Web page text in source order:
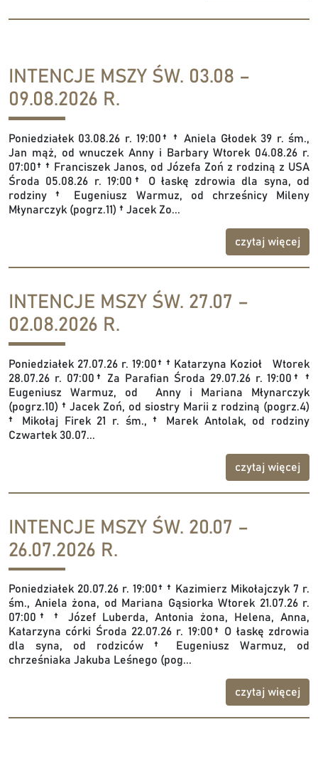
INTENCJE MSZY ŚW. 03.08 –
09.08.2026 R.
Poniedziałek 03.08.26 r. 19:00† † Aniela Głodek 39 r. śm.,
Jan mąż, od wnuczek Anny i Barbary Wtorek 04.08.26 r.
07:00† † Franciszek Janos, od Józefa Zoń z rodziną z USA
Środa 05.08.26 r. 19:00† O łaskę zdrowia dla syna, od
rodziny † Eugeniusz Warmuz, od chrześnicy Mileny
Młynarczyk (pogrz.11) † Jacek Zo...
czytaj więcej
INTENCJE MSZY ŚW. 27.07 –
02.08.2026 R.
Poniedziałek 27.07.26 r. 19:00† † Katarzyna Kozioł Wtorek
28.07.26 r. 07:00† Za Parafian Środa 29.07.26 r. 19:00† †
Eugeniusz Warmuz, od Anny i Mariana Młynarczyk
(pogrz.10) † Jacek Zoń, od siostry Marii z rodziną (pogrz.4)
† Mikołaj Firek 21 r. śm., † Marek Antolak, od rodziny
Czwartek 30.07...
czytaj więcej
INTENCJE MSZY ŚW. 20.07 –
26.07.2026 R.
Poniedziałek 20.07.26 r. 19:00† † Kazimierz Mikołajczyk 7 r.
śm., Aniela żona, od Mariana Gąsiorka Wtorek 21.07.26 r.
07:00† † Józef Luberda, Antonia żona, Helena, Anna,
Katarzyna córki Środa 22.07.26 r. 19:00† O łaskę zdrowia
dla syna, od rodziców † Eugeniusz Warmuz, od
chrześniaka Jakuba Leśnego (pog...
czytaj więcej